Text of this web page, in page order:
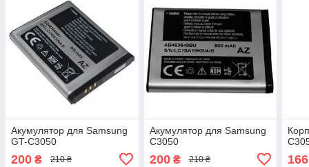
Акумулятор для Samsung
GT-C3050
200 ₴ 210 ₴
Акумулятор для Samsung
C3050
200₴ 210 ₴ 166